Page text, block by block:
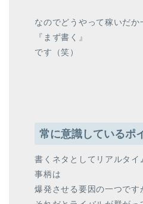
なのでどうやって稼いだか
『まず書く』
です（笑）
常に意識しているポ
書くネタとしてリアルタイ
事柄は
爆発させる要因の一つです